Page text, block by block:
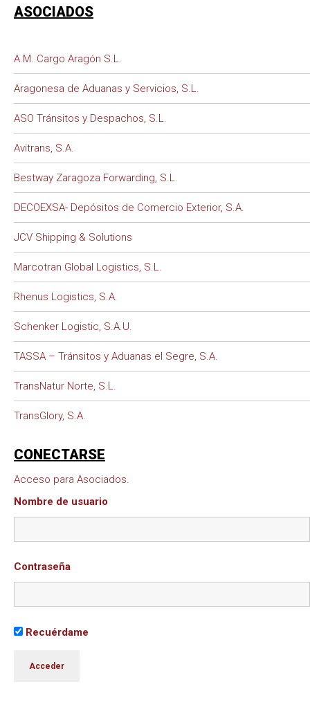
ASOCIADOS
A.M. Cargo Aragón S.L.
Aragonesa de Aduanas y Servicios, S.L.
ASO Tránsitos y Despachos, S.L.
Avitrans, S.A.
Bestway Zaragoza Forwarding, S.L.
DECOEXSA- Depósitos de Comercio Exterior, S.A.
JCV Shipping & Solutions
Marcotran Global Logistics, S.L.
Rhenus Logistics, S.A.
Schenker Logistic, S.A.U.
TASSA – Tránsitos y Aduanas el Segre, S.A.
TransNatur Norte, S.L.
TransGlory, S.A.
CONECTARSE
Acceso para Asociados.
Nombre de usuario
Contraseña
Recuérdame